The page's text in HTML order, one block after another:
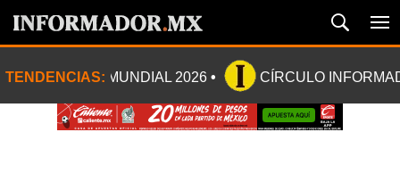
TENDENCIAS: MUNDIAL 2026 CÍRCULO